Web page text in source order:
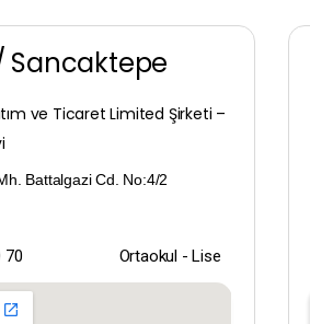
Sancaktepe
ve Ticaret Limited Şirketi –
Battalgazi Cd. No:4/2
70 Ortaokul - Lise